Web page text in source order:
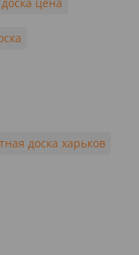
доска харьков